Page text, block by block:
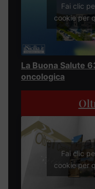
Fai clic
cookie per
La Buona Salute
oncologica
Fai clic
cookie per